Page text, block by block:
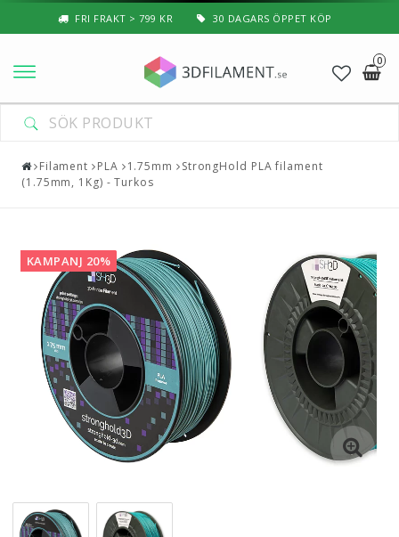
FRI FRAKT > 799 KR 30 DAGARS ÖPPET KÖP
0
Nyheter & Populärt
Filament
3D-Skrivare — Tillbehör
3D-Skrivare — Delar
Resin
3D-Pennor & Tillbehör
Filament PLA 1.75mm
StrongHold PLA filament
(1.75mm, 1Kg) - Turkos
KAMPANJ 20%